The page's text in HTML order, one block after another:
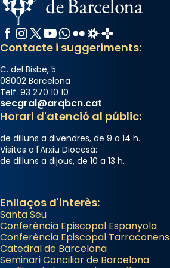
2 weeks ago
Memòria de les santes
Semproniana, verges i
Acompanyant la història de
partir de l’Edat Mitjana
que les santes Juliana
Semproniana (“relatiu a
eterna”) són deixebles seves.
frare Joan Gaspar Roig,
Mataró en reivindicarà les
les aconseguirà el 1772.
a la “Missa de les Santes”
Glòria”) fou composta el
Manuel Blanch, amb aire
Facebook
Instagram
X / Twitter
YouTube
WhatsApp
FlickrRadio Estel
Catalunya
Contacte i suggeriments:
C. del Bisbe, 5
08002 Barcelona
Telf. 93 270 10 10
secgral@arqbcn.cat
Horari d'atenció al públic:
de dilluns a divendres, de 9 a 14 h.
Visites a l'Arxiu Diocesà:
de dilluns a dijous, de 10 a 13 h.
Enllaços d'interès:
Santa Seu
Conferència Episcopal Espanyola
Conferència Episcopal
Catedral de Barcelona
Seminari Conciliar de Barcelona